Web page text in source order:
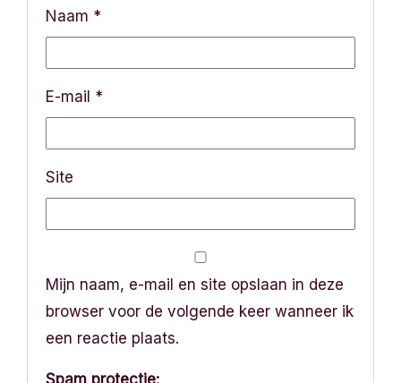
Naam *
E-mail *
Site
Mijn naam, e-mail en site opslaan in deze
browser voor de volgende keer wanneer ik
een reactie plaats.
Spam protectie: